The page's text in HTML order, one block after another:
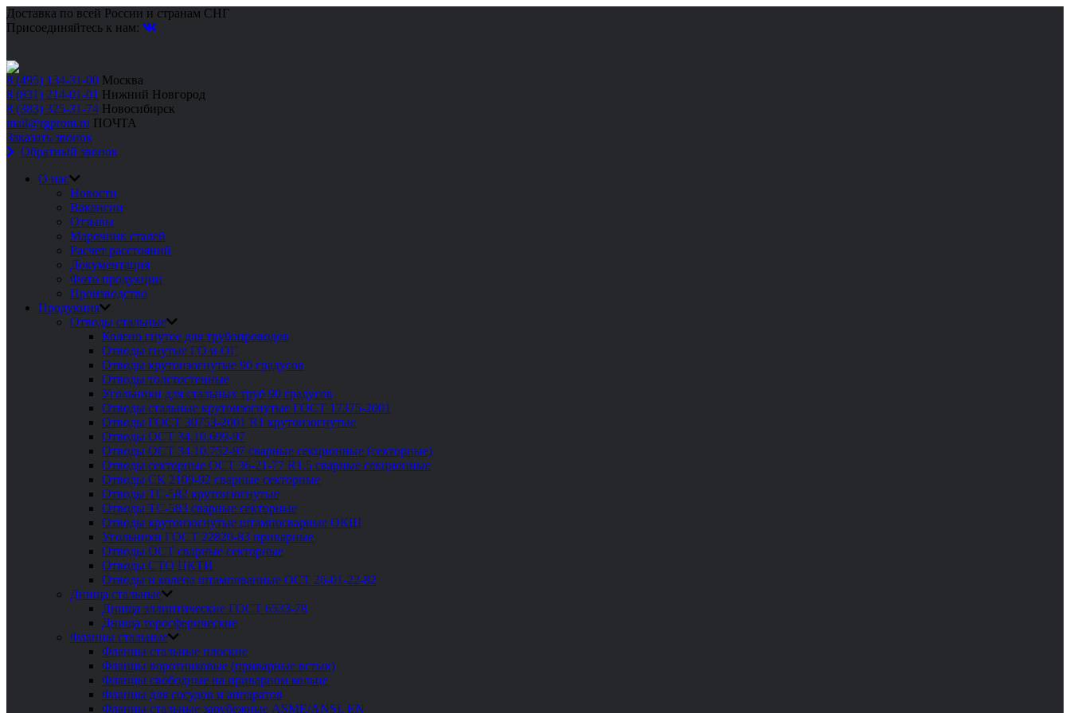
Доставка по всей России и странам СНГ
Присоединяйтесь к нам:
8 (495) 134-31-00 Москва
8 (831) 214-01-01 Нижний Новгород
8 (383) 325-31-74 Новосибирск
mail@rgprom.ru ПОЧТА
Заказать звонок
Обратный звонок
О нас
Новости
Вакансии
Отзывы
Марочник сталей
Расчет расстояний
Документация
Фото продукции
Производство
Продукция
Отводы стальные
Колено гнутое для трубопроводов
Отводы гнутые ГО и ОГ
Отводы крутоизогнутые 90 градусов
Отводы толстостенные
Угольники для стальных труб 90 градусов
Отводы стальные крутоизогнутые ГОСТ 17375-2001
Отводы ГОСТ 30753-2001 R1 крутоизогнутые
Отводы ОСТ 34.10.699-97
Отводы ОСТ 34.10.752-97 сварные секционные (секторные)
Отводы секторные ОСТ 36-21-77 R1.5 сварные секционные
Отводы СК 2109-92 сварные секторные
Отводы ТС-582 крутоизогнутые
Отводы ТС-583 сварные секторные
Отводы крутоизогнутые штампосварные ОКШ
Угольники ГОСТ 22820-83 приварные
Отводы ОСТ сварные секторные
Отводы СТО ЦКТИ
Отводы и колена штампованные ОСТ 26-01-22-82
Днища стальные
Днища эллиптические ГОСТ 6533-78
Днища торосферические
Фланцы стальные
Фланцы стальные плоские
Фланцы воротниковые (приварные встык)
Фланцы свободные на приварном кольце
Фланцы для сосудов и аппаратов
Фланцы стальные зарубежные ASME/ANSI, EN